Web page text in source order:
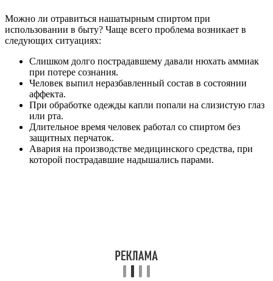
Можно ли отравиться нашатырным спиртом при
использовании в быту? Чаще всего проблема возникает в
следующих ситуациях:
Слишком долго пострадавшему давали нюхать аммиак
при потере сознания.
Человек выпил неразбавленный состав в состоянии
аффекта.
При обработке одежды капли попали на слизистую глаз
или рта.
Длительное время человек работал со спиртом без
защитных перчаток.
Авария на производстве медицинского средства, при
которой пострадавшие надышались парами.